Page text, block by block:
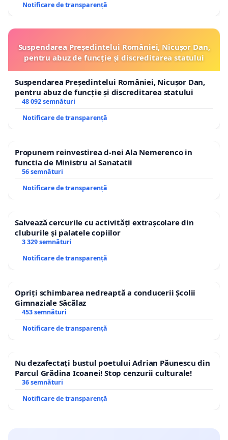
Notificare de transparență
Suspendarea Președintelui României, Nicușor Dan,
pentru abuz de funcție și discreditarea statului
Suspendarea Președintelui României, Nicușor Dan,
pentru abuz de funcție și discreditarea statului
48 092 semnături
Notificare de transparență
Propunem reinvestirea d-nei Ala Nemerenco in
functia de Ministru al Sanatatii
56 semnături
Notificare de transparență
Salvează cercurile cu activități extrașcolare din
cluburile și palatele copiilor
3 329 semnături
Notificare de transparență
Opriți schimbarea nedreaptă a conducerii Școlii
Gimnaziale Săcălaz
453 semnături
Notificare de transparență
Nu dezafectați bustul poetului Adrian Păunescu din
Parcul Grădina Icoanei! Stop cenzurii culturale!
36 semnături
Notificare de transparență